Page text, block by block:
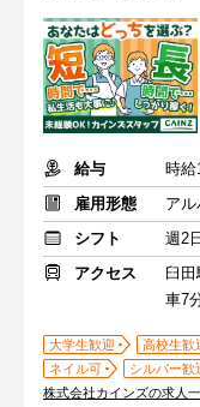
給与
時給
雇用形態
アル
シフト
週2
アクセス
臼田
車7
大学生歓迎 高校生歓
ネイル可
シルバー歓
株式会社カインズの求人